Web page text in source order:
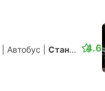
Автобус Стандарт с конд. 4.6